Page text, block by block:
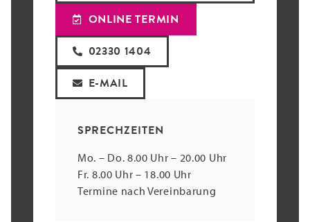
ONLINE TERMIN
02330 1404
E-MAIL
SPRECHZEITEN
Mo. – Do. 8.00 Uhr – 20.00 Uhr
Fr. 8.00 Uhr – 18.00 Uhr
Termine nach Vereinbarung